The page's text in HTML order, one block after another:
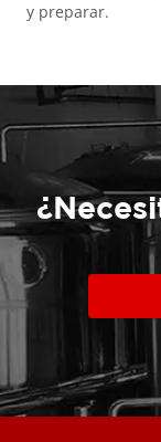
y preparar.